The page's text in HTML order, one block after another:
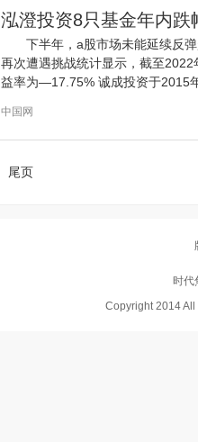
泓澄投资8只基金年内
下半年，a股市场未能延续反
再次遭遇挑战统计显示，截至
益率为—17.75% 诚成投资于2015
中国网
尾页
时
Copyright 2014